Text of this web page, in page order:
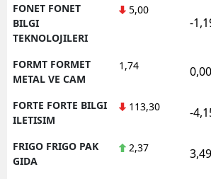
FONET FONET
BILGI
TEKNOLOJILERI
5,00
-
FORMT FORMET
METAL VE CAM
1,74 0,00
FORTE FORTE BILGI
ILETISIM
113,30 -
FRIGO FRIGO PAK
GIDA
2,37 3,49